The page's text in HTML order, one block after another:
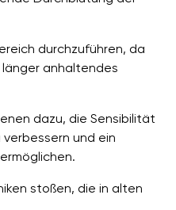
durchzuführen, da
länger anhaltendes
dazu, die Sensibilität
und ein
stoßen, die in alten